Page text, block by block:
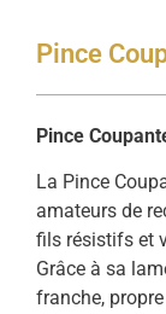
Pince
Pince
La Pince
amateurs de
fils résistifs et
Grâce à sa
franche,